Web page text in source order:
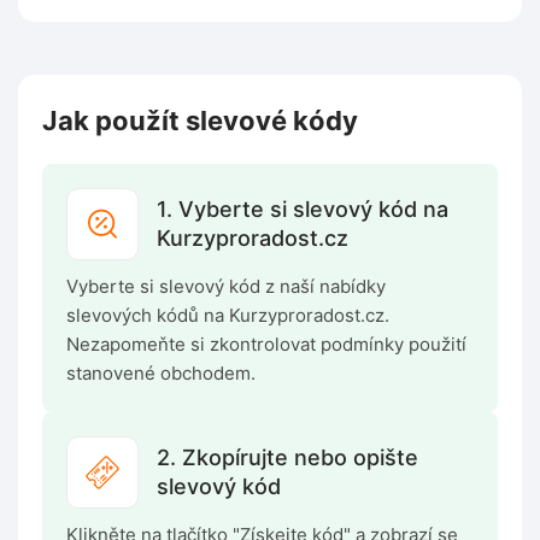
Jak použít slevové kódy
1. Vyberte si slevový kód na
Kurzyproradost.cz
Vyberte si slevový kód z naší nabídky
slevových kódů na Kurzyproradost.cz.
Nezapomeňte si zkontrolovat podmínky použití
stanovené obchodem.
2. Zkopírujte nebo opište
slevový kód
Klikněte na tlačítko "Získejte kód" a zobrazí se